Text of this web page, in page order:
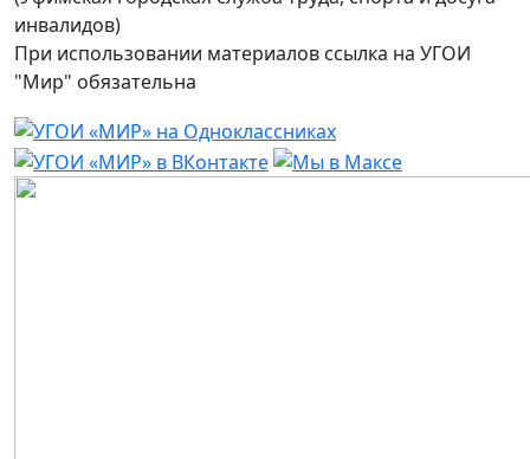
инвалидов)
При использовании материалов ссылка на УГОИ
"Мир" обязательна